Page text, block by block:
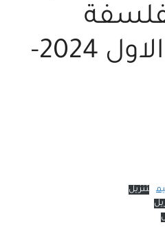
للسداسي الاول 2024-
تنزيل